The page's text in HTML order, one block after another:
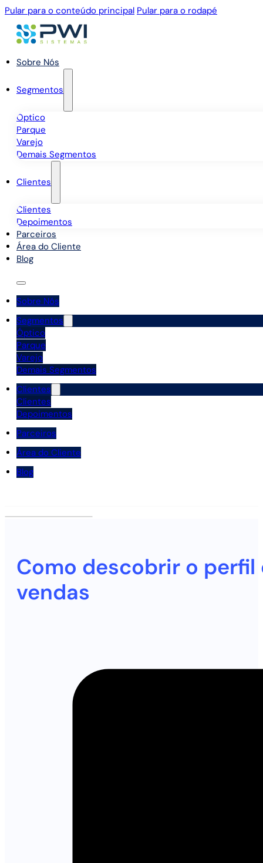
Pular para o conteúdo principal Pular para o rodapé
Sobre Nós
Segmentos
Óptico
Parque
Varejo
Demais Segmentos
Clientes
Clientes
Depoimentos
Parceiros
Área do Cliente
Blog
Sobre Nós
Segmentos
Óptico
Parque
Varejo
Demais Segmentos
Clientes
Clientes
Depoimentos
Parceiros
Área do Cliente
Blog
Como descobrir o
vendas